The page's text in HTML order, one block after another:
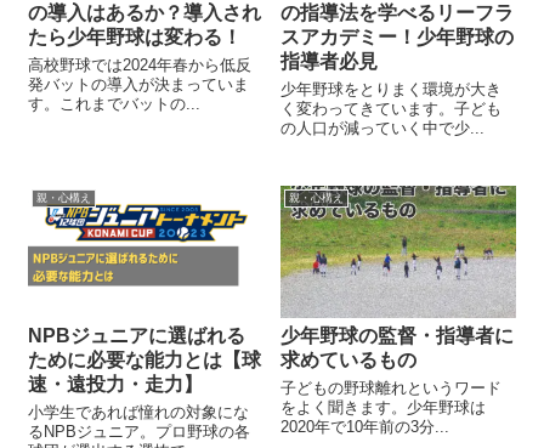
の導入はあるか？導入され
たら少年野球は変わる！
高校野球では2024年春から低反
発バットの導入が決まっていま
す。これまでバットの...
の指導法を学べるリーフラ
スアカデミー！少年野球の
指導者必見
少年野球をとりまく環境が大き
く変わってきています。子ども
の人口が減っていく中で少...
親・心構え
NPBジュニアに選ばれる
ために必要な能力とは【球
速・遠投力・走力】
小学生であれば憧れの対象にな
るNPBジュニア。プロ野球の各
親・心構え
少年野球の監督・指導者に
求めているもの
子どもの野球離れというワード
をよく聞きます。少年野球は
2020年で10年前の3分...